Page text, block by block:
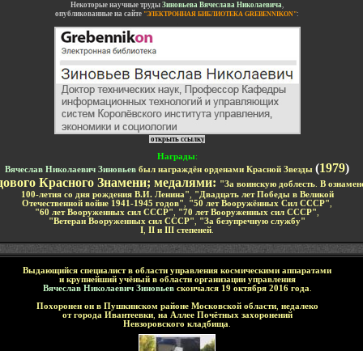
Некоторые научные труды Зиновьева Вячеслава Николаевича,
опубликованные на сайте "ЭЛЕКТРОННАЯ БИБЛИОТЕКА GREBENNIKON":
открыть ссылку
Награды:
Вячеслав Николаевич Зиновьев был награждён орденами Красной Звезды (1979)
Красного Знамени; медалями: "За воинскую доблесть. В
100-летия со дня рождения В.И. Ленина"
"Двадцать лет Победы в Великой
Отечественной войне 1941-1945 годов"
"50 лет Вооружённых Сил СССР"
"60 лет Вооруженных сил СССР"
"70 лет Вооруженных сил СССР"
"Ветеран Вооруженных сил СССР"
"За безупречную службу"
I II и III степеней
-
Выдающийся специалист в области управления космическими аппаратами
и крупнейший учёный в области организации управления
Вячеслав Николаевич Зиновьев скончался 19 октября 2016 года
Похоронен он в Пушкинском районе Московской области, недалеко
от города Ивантеевки, на Аллее Почётных захоронений
Невзоровского кладбища